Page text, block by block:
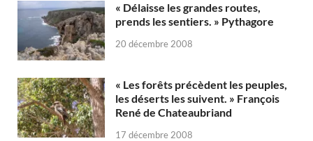
« Délaisse les grandes routes,
prends les sentiers. » Pythagore
20 décembre 2008
« Les forêts précèdent les peuples,
les déserts les suivent. » François
René de Chateaubriand
17 décembre 2008